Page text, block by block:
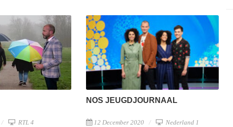
RTL 4
NOS JEUGDJOURNAAL
12 December 2020 Nederland 1